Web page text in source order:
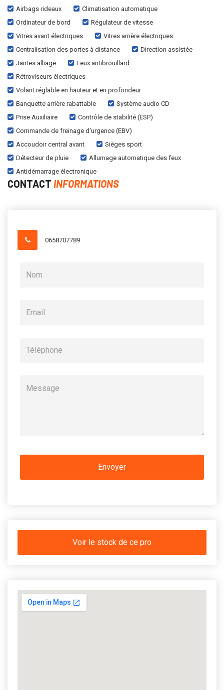
Airbags rideaux
Climatisation automatique
Ordinateur de bord
Régulateur de vitesse
Vitres avant électriques
Vitres arrière électriques
Centralisation des portes à distance
Direction assistée
Jantes alliage
Feux antibrouillard
Rétroviseurs électriques
Volant réglable en hauteur et en profondeur
Banquette arrière rabattable
Système audio CD
Prise Auxiliaire
Contrôle de stabilité (ESP)
Commande de freinage d'urgence (EBV)
Accoudoir central avant
Sièges sport
Détecteur de pluie
Allumage automatique des feux
Antidémarrage électronique
CONTACT INFORMATIONS
0658707789
Voir le stock de ce pro